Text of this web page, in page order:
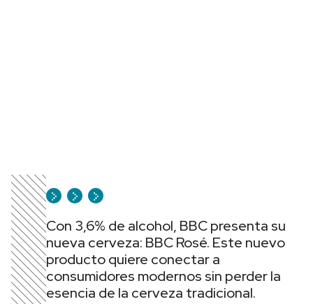
Con 3,6% de alcohol, BBC presenta su
nueva cerveza: BBC Rosé. Este nuevo
producto quiere conectar a
consumidores modernos sin perder la
esencia de la cerveza tradicional.